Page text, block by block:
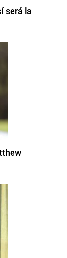
será la